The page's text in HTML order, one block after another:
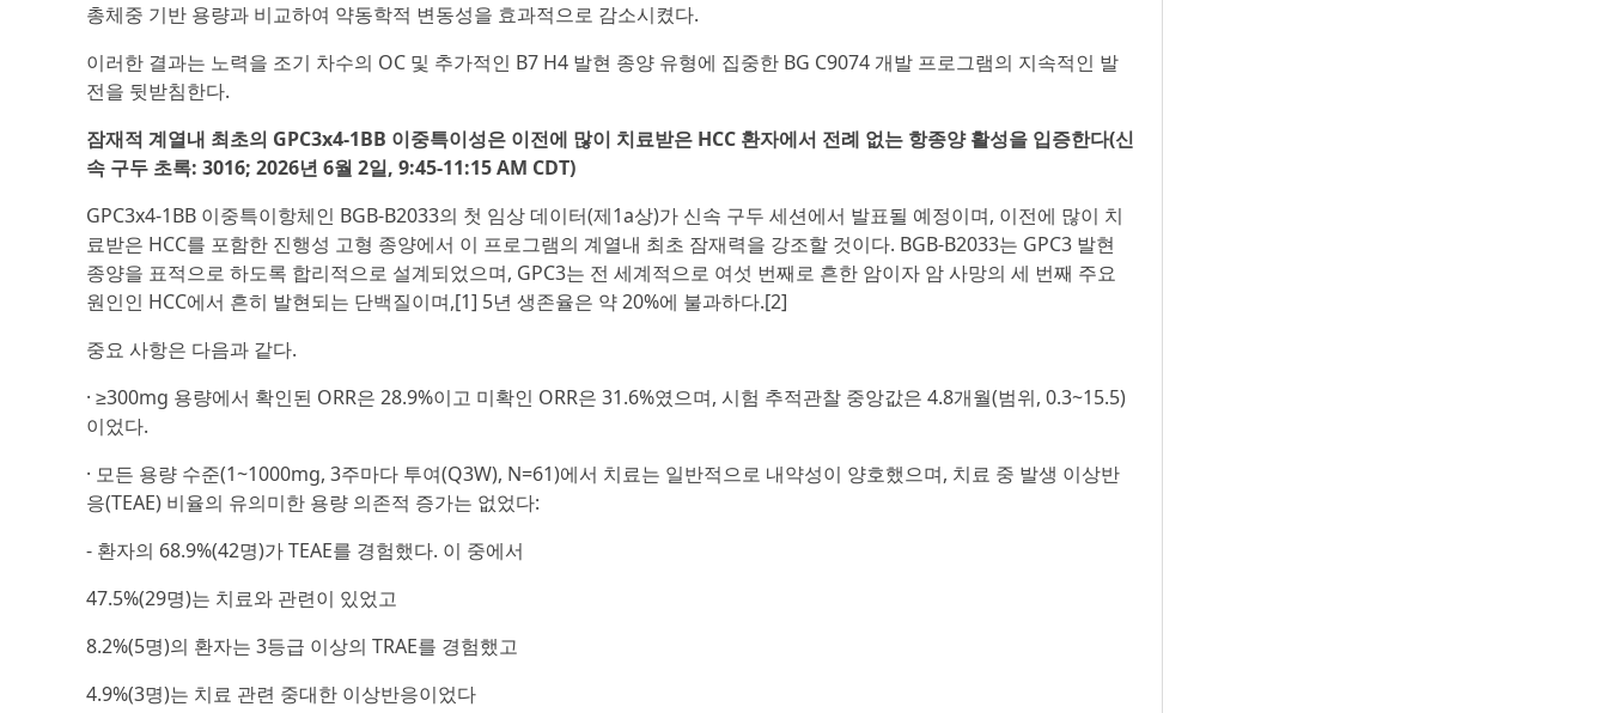
총체중 기반 용량과 비교하여 약동학적 변동성을 효과적으로 감소시켰다.
이러한 결과는 노력을 조기 차수의 OC 및 추가적인 B7 H4 발현 종양 유형에 집중한 BG C9074 개발 프로그램의 지속적인 발
전을 뒷받침한다.
잠재적 계열내 최초의 GPC3x4-1BB 이중특이성은 이전에 많이 치료받은 HCC 환자에서 전례 없는 항종양 활성을 입증한다(신
속 구두 초록: 3016; 2026년 6월 2일, 9:45-11:15 AM CDT)
GPC3x4-1BB 이중특이항체인 BGB-B2033의 첫 임상 데이터(제1a상)가 신속 구두 세션에서 발표될 예정이며, 이전에 많이 치
료받은 HCC를 포함한 진행성 고형 종양에서 이 프로그램의 계열내 최초 잠재력을 강조할 것이다. BGB-B2033는 GPC3 발현
종양을 표적으로 하도록 합리적으로 설계되었으며, GPC3는 전 세계적으로 여섯 번째로 흔한 암이자 암 사망의 세 번째 주요
원인인 HCC에서 흔히 발현되는 단백질이며,[1] 5년 생존율은 약 20%에 불과하다.[2]
중요 사항은 다음과 같다.
· ≥300mg 용량에서 확인된 ORR은 28.9%이고 미확인 ORR은 31.6%였으며, 시험 추적관찰 중앙값은 4.8개월(범위, 0.3~15.5)
이었다.
· 모든 용량 수준(1~1000mg, 3주마다 투여(Q3W), N=61)에서 치료는 일반적으로 내약성이 양호했으며, 치료 중 발생 이상반
응(TEAE) 비율의 유의미한 용량 의존적 증가는 없었다:
- 환자의 68.9%(42명)가 TEAE를 경험했다. 이 중에서
47.5%(29명)는 치료와 관련이 있었고
8.2%(5명)의 환자는 3등급 이상의 TRAE를 경험했고
4.9%(3명)는 치료 관련 중대한 이상반응이었다